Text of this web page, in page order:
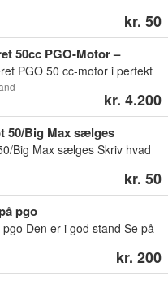
også til vga Firefox Skriv
Jeg har også dele til
kr Det hele kan også sælges
i Odense v eller
sendes
kr. 50
50cc PGO-Motor –
Racing-krumtap m.m
PGO 50 cc-motor i perfekt
motorblok og næsten
med Athena Racing-
pakninger og simmerringe
til PGO Hot 50, PMX, G-
motoren her:
video/CbQu1OF0SYui
Athena Racing-krumtap Ø10
• Standard 50 cc-cylinderkit
ny stand • Nyt nåleleje til
kiler...
kr. 4.200
50/Big Max sælges
Big Max sælges Skriv hvad
kr Dele kan afhentes i
Kan også sendes
kr. 50
pgo
Den er i god stand Se på
på Fast pris 200 kr
v eller Søndersø Den
55 kr
kr. 200